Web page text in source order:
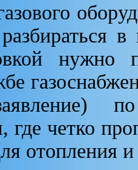
нужно
где четко
отопления